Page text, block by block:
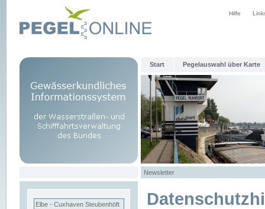
Hilfe
Start Pegelauswahl über Karte
Newsletter
Elbe - Cuxhaven Steubenhöft